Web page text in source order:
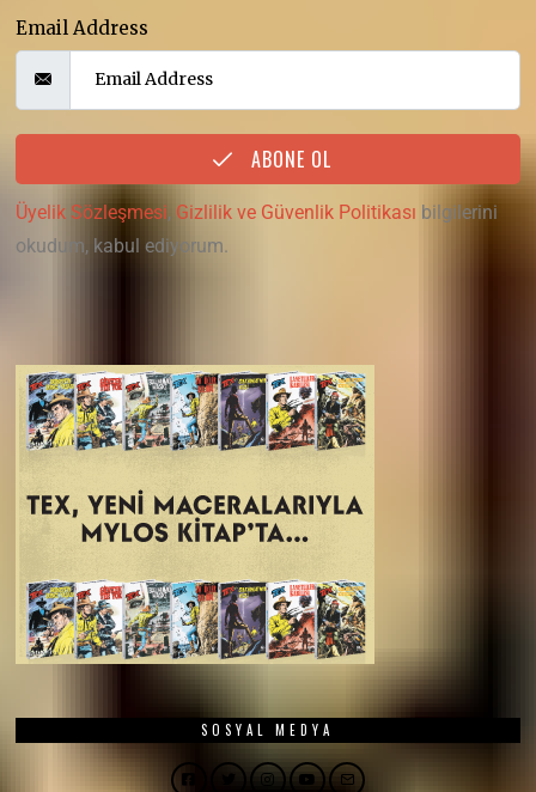
Email Address
ABONE OL
Üyelik Sözleşmesi, Gizlilik ve Güvenlik Politikası bilgilerini
okudum, kabul ediyorum.
SOSYAL MEDYA
FacebookTwitterInstagram
YouTubeEmail